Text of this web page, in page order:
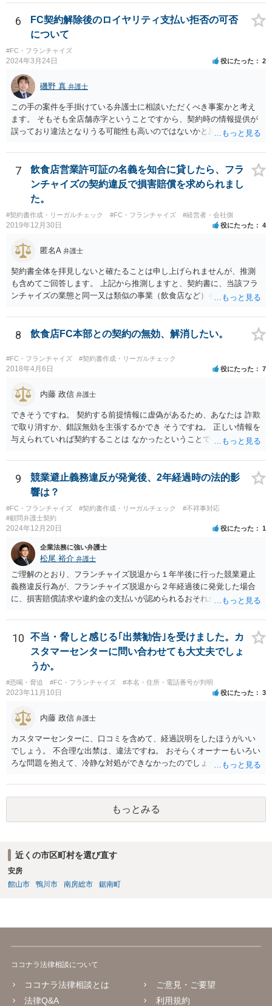
ば 対応が可能な案件だと存じます。 早急に 弁護士に相談されるの
が良いケースです。
6
FC契約解除後のロイヤリティ支払い拒否の可否
について
#FC・フランチャイズ
2024年3月24日 役にたった 2
磯野 真 弁護士
この手の案件を手掛けている弁護士に相談いただくべき事案かと考え
ます。 そもそも全店舗赤字ということですから、契約時の情報提供が
誤っており違法となりうる可能性も高いのではないかと思われます。
らから本部に対して請求をしていくことも検討すべきかと考えます。
7
飲食店営業許可証の名義を知合に貸したら、フラ
ンチャイズの契約違反で損害賠償を求められまし
た。
#契約書作成・リーガルチェック #FC・フランチャイズ #経営者・会社側
2019年12月30日 役にたった 4
匿名A 弁護士
契約書全体を拝見しないと確たることは申し上げられませんが、推測
も含めてご回答します。 上記から推測しますと、契約書に、当該フラ
ンチャイズの業態と同一又は類似の事業（飲食店など）を行ってはな
その条項には、単に行ってはならない、とだけ書いてある場合もあれ
ば、「自ら又は他人と共同で」行ってはならない、「他人に行わせる
ことも同様」といった書き方がされている場合もあります。 上記のと
おり店の名義人になっているとすれば、知人と共同で、あるいは知人
に行わせて、同一・類似の事業を行っている場合として、契約上の義
合、運営方法や納税負担・収益分配などは、共同経営者内部の取り決
めに過ぎないという理解になります。）。 支払を求められている賠償
金額にもよりますが、支払を拒絶した場合、契約の解除に繋がる可能
性もありますので、支払や本部との交渉で話し合いがつかない場合
は、契約書持参で弁護士に相談・交渉等の依頼を検討されてもよいと
8 飲食店FC本部との契約の無効、解消したい。
#FC・フランチャイズ #契約書作成・リーガルチェック
2018年4月6日 役にたった 7
内藤 政信 弁護士
できそうですね。 契約する前提情報に虚偽があるため、あなたは 詐欺
で取り消すか、錯誤無効を主張するかでき そうですね。 正しい情報を
与えられていれば契約することは なかったということでしょう。 嘘を
ね。
9
競業避止義務違反が発覚後、2年経過時の法的影
響は？
#FC・フランチャイズ #契約書作成・リーガルチェック
#不祥事対応
#顧問弁護士契約
2024年12月20日 役にたった 1
企業法務に強い弁護士
松尾 裕介 弁護士
ご理解のとおり、フランチャイズ脱退から１年半後に行った競業避止
義務違反行為が、フランチャイズ脱退から２年経過後に発覚した場合
に、損害賠償請求や違約金の支払いが認められるおそれがあると考え
10
不当・脅しと感じる｢出禁勧告｣を受けました。カ
スタマーセンターに問い合わせても大丈夫でしょ
うか。
#恐喝・脅迫 #FC・フランチャイズ #本名・住所・電話番号が判明
2023年11月10日 役にたった 3
内藤 政信 弁護士
カスタマーセンターに、口コミを含めて、経過説明をしたほうがいい
でしょう。 不合理な出禁は、違法ですね。 おそらくオーナーもいろい
ろな問題を抱えて、冷静な対処ができなかったのでしょう。
もっとみる
近くの市区町村を選び直す
安房
館山市
鴨川市 南房総市 鋸南町
ココナラ法律相談について
ココナラ法律相談とは
法律Q&A
ご意見・ご要望
利用規約